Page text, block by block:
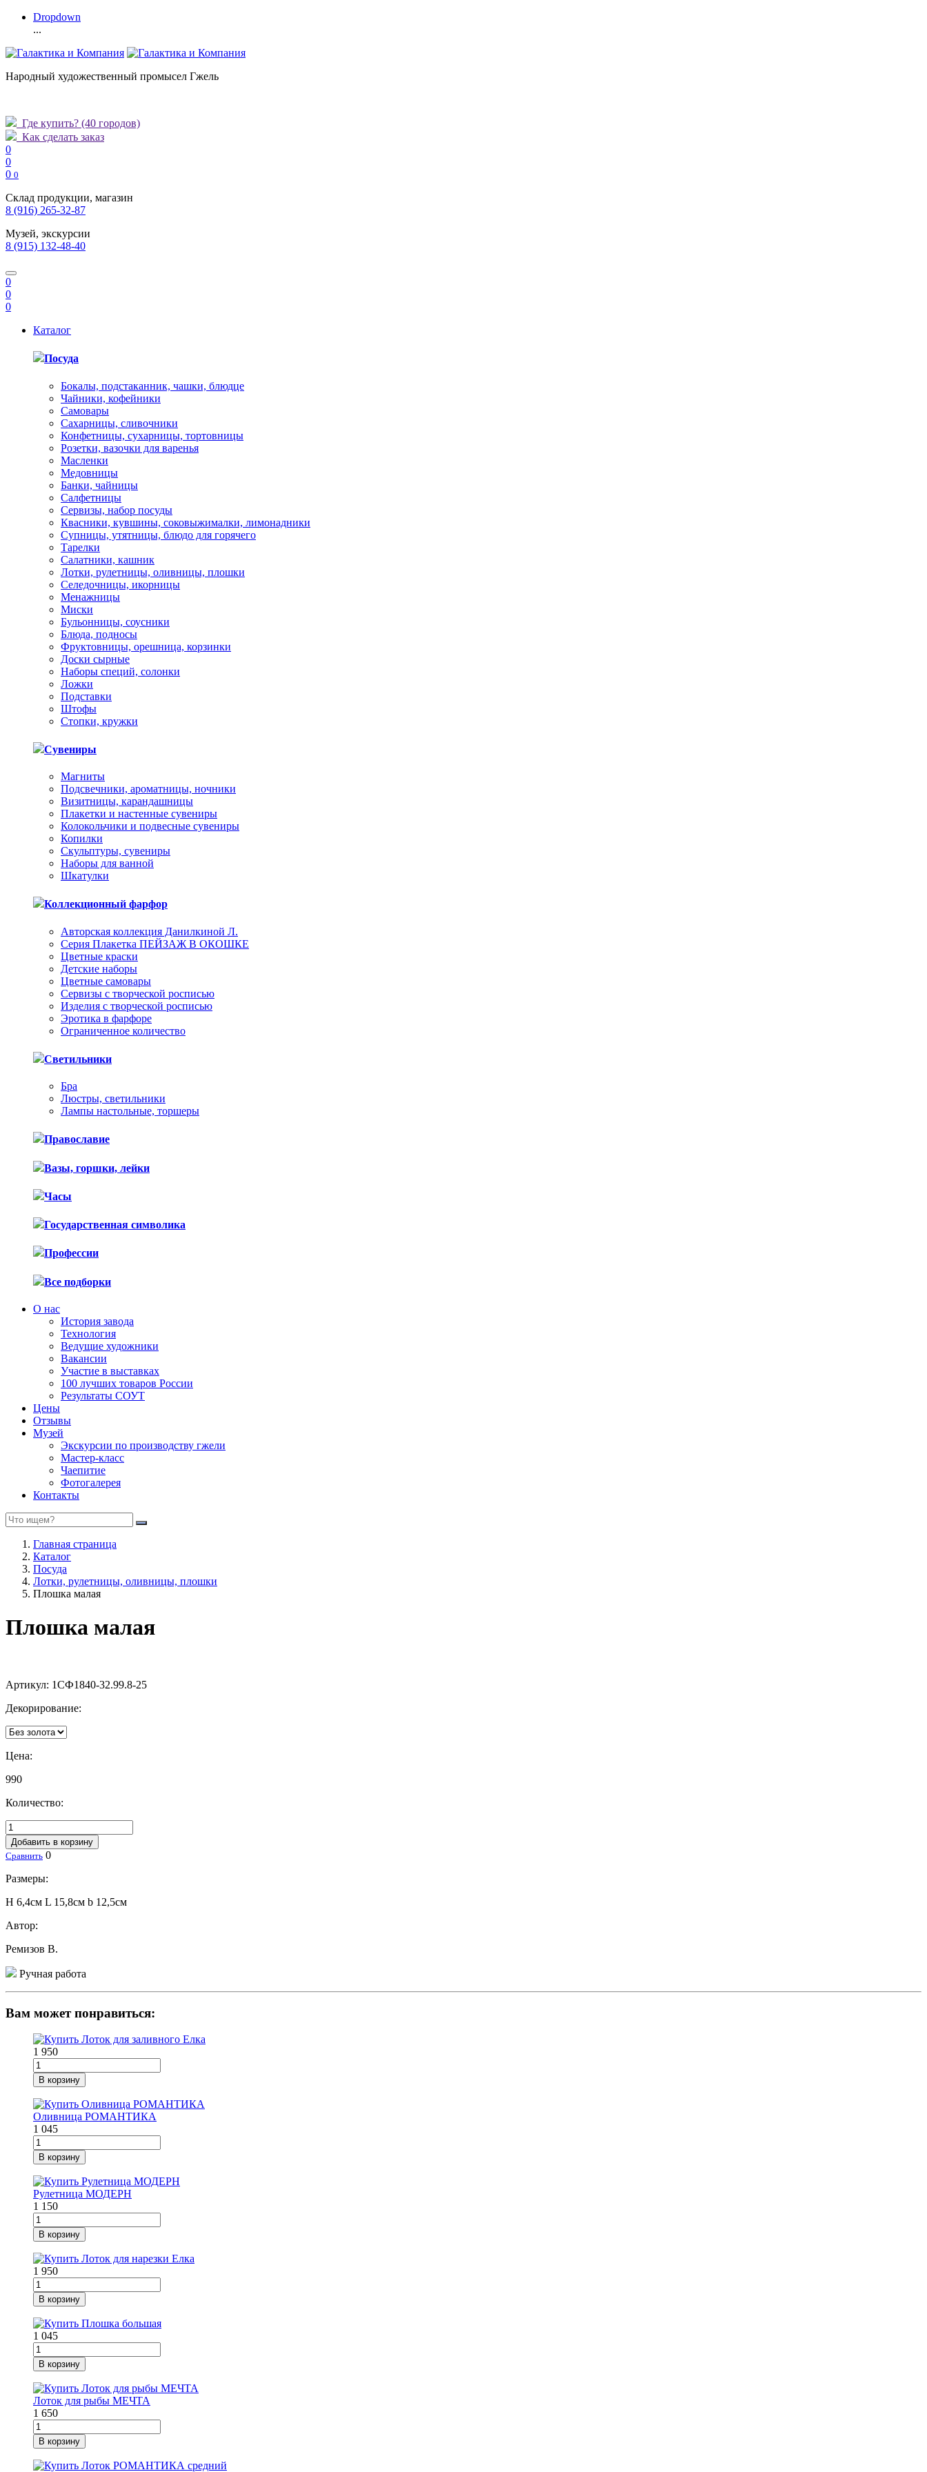
Dropdown
...
Народный художественный промысел Гжель
Где купить? (40 городов)
Как сделать заказ
0
0
0 0
Склад продукции, магазин
8 (916) 265-32-87
Музей, экскурсии
8 (915) 132-48-40
0
0
0
Каталог
Посуда
Бокалы, подстаканник, чашки, блюдце
Чайники, кофейники
Самовары
Сахарницы, сливочники
Конфетницы, сухарницы, тортовницы
Розетки, вазочки для варенья
Масленки
Медовницы
Банки, чайницы
Салфетницы
Сервизы, набор посуды
Квасники, кувшины, соковыжималки, лимонадники
Супницы, утятницы, блюдо для горячего
Тарелки
Салатники, кашник
Лотки, рулетницы, оливницы, плошки
Селедочницы, икорницы
Менажницы
Миски
Бульонницы, соусники
Блюда, подносы
Фруктовницы, орешница, корзинки
Доски сырные
Наборы специй, солонки
Ложки
Подставки
Штофы
Стопки, кружки
Сувениры
Магниты
Подсвечники, ароматницы, ночники
Визитницы, карандашницы
Плакетки и настенные сувениры
Колокольчики и подвесные сувениры
Копилки
Скульптуры, сувениры
Наборы для ванной
Шкатулки
Коллекционный фарфор
Авторская коллекция Данилкиной Л.
Серия Плакетка ПЕЙЗАЖ В ОКОШКЕ
Цветные краски
Детские наборы
Цветные самовары
Сервизы с творческой росписью
Изделия с творческой росписью
Эротика в фарфоре
Ограниченное количество
Светильники
Бра
Люстры, светильники
Лампы настольные, торшеры
Православие
Вазы, горшки, лейки
Часы
Государственная символика
Профессии
Все подборки
О нас
История завода
Технология
Ведущие художники
Вакансии
Участие в выставках
100 лучших товаров России
Результаты СОУТ
Цены
Отзывы
Музей
Экскурсии по производству гжели
Мастер-класс
Чаепитие
Фотогалерея
Контакты
Главная страница
Каталог
Посуда
Лотки, рулетницы, оливницы, плошки
Плошка малая
Плошка малая
Артикул: 1СФ1840-32.99.8-25
Декорирование:
Цена:
990
Количество:
Добавить в корзину
Сравнить 0
Размеры:
H 6,4см L 15,8см b 12,5см
Автор:
Ремизов В.
Ручная работа
Вам может понравиться:
1 950
В корзину
Оливница РОМАНТИКА
1 045
В корзину
Рулетница МОДЕРН
1 150
В корзину
1 950
В корзину
1 045
В корзину
Лоток для рыбы МЕЧТА
1 650
В корзину